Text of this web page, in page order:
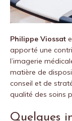
Philippe Viossat
apporté une
l’imagerie
matière de
conseil et de
qualité des soins
Quelques